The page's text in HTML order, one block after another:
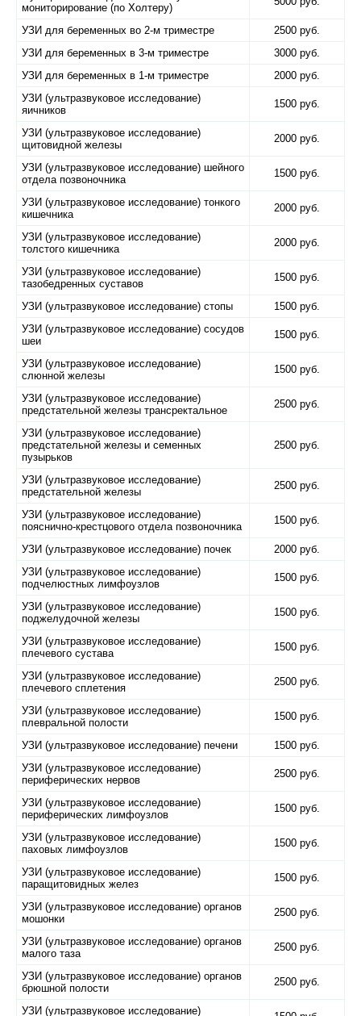
мониторирование (по Холтеру)
УЗИ для беременных во 2-м триместре
2500 руб.
УЗИ для беременных в 3-м триместре
3000 руб.
УЗИ для беременных в 1-м триместре
2000 руб.
УЗИ (ультразвуковое исследование)
яичников
1500 руб.
УЗИ (ультразвуковое исследование)
щитовидной железы
2000 руб.
УЗИ (ультразвуковое исследование) шейного
отдела позвоночника
1500 руб.
УЗИ (ультразвуковое исследование) тонкого
кишечника
2000 руб.
УЗИ (ультразвуковое исследование)
толстого кишечника
2000 руб.
УЗИ (ультразвуковое исследование)
тазобедренных суставов
1500 руб.
УЗИ (ультразвуковое исследование) стопы
1500 руб.
УЗИ (ультразвуковое исследование) сосудов
шеи
1500 руб.
УЗИ (ультразвуковое исследование)
слюнной железы
1500 руб.
УЗИ (ультразвуковое исследование)
предстательной железы трансректальное
2500 руб.
УЗИ (ультразвуковое исследование)
предстательной железы и семенных
пузырьков
2500 руб.
УЗИ (ультразвуковое исследование)
предстательной железы
2500 руб.
УЗИ (ультразвуковое исследование)
пояснично-крестцового отдела позвоночника
1500 руб.
УЗИ (ультразвуковое исследование) почек
2000 руб.
УЗИ (ультразвуковое исследование)
подчелюстных лимфоузлов
1500 руб.
УЗИ (ультразвуковое исследование)
поджелудочной железы
1500 руб.
УЗИ (ультразвуковое исследование)
плечевого сустава
1500 руб.
УЗИ (ультразвуковое исследование)
плечевого сплетения
2500 руб.
УЗИ (ультразвуковое исследование)
плевральной полости
1500 руб.
УЗИ (ультразвуковое исследование) печени
1500 руб.
УЗИ (ультразвуковое исследование)
периферических нервов
2500 руб.
УЗИ (ультразвуковое исследование)
периферических лимфоузлов
1500 руб.
УЗИ (ультразвуковое исследование)
паховых лимфоузлов
1500 руб.
УЗИ (ультразвуковое исследование)
паращитовидных желез
1500 руб.
УЗИ (ультразвуковое исследование) органов
мошонки
2500 руб.
УЗИ (ультразвуковое исследование) органов
малого таза
2500 руб.
УЗИ (ультразвуковое исследование) органов
брюшной полости
2500 руб.
УЗИ (ультразвуковое исследование)